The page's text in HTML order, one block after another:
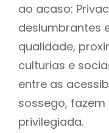
ao acaso:
deslumbrantes
qualidade,
culturias e
entre as
sossego, fazem
privilegiada.